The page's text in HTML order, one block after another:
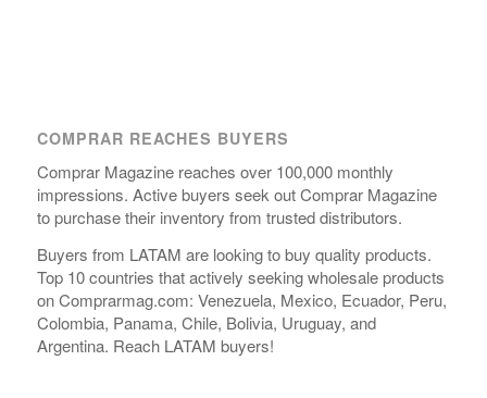
COMPRAR REACHES BUYERS
Comprar Magazine reaches over 100,000 monthly
impressions. Active buyers seek out Comprar Magazine
to purchase their inventory from trusted distributors.
Buyers from LATAM are looking to buy quality products.
Top 10 countries that actively seeking wholesale products
on Comprarmag.com: Venezuela, Mexico, Ecuador, Peru,
Colombia, Panama, Chile, Bolivia, Uruguay, and
Argentina. Reach LATAM buyers!